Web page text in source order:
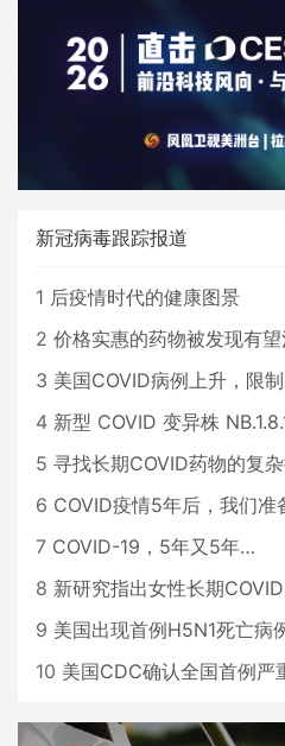
新冠病毒跟踪报道
1 后疫情时代的健康图景
2 价格实惠的药物被发现有
3 美国COVID病例上升，限
4 新型 COVID 变异株
5 寻找长期COVID药物的复
6 COVID疫情5年后，我们准备
7 COVID-19，5年又5年…
8 新研究指出女性长期COVID风
9 美国出现首例H5N1死亡病
10 美国CDC确认全国首例严重